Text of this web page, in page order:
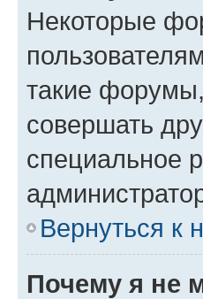
Некоторые
такие
совершать
специальное
Вернуться к
Почему я не